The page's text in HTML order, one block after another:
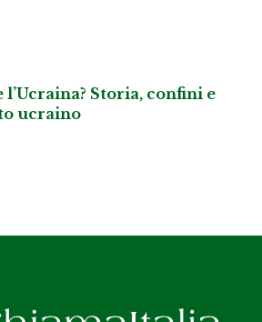
l’Ucraina? Storia, confini e
ucraino